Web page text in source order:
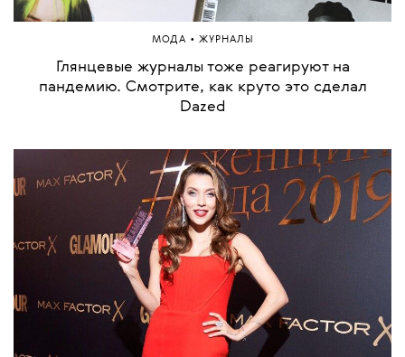
МОДА • ЖУРНАЛЫ
Глянцевые журналы тоже реагируют на
пандемию. Смотрите, как круто это сделал
Dazed